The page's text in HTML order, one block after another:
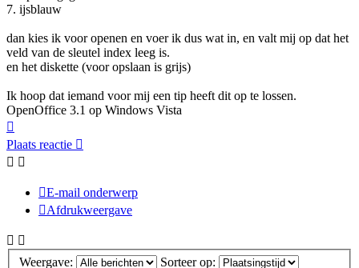
7. ijsblauw
dan kies ik voor openen en voer ik dus wat in, en valt mij op dat het
veld van de sleutel index leeg is.
en het diskette (voor opslaan is grijs)
Ik hoop dat iemand voor mij een tip heeft dit op te lossen.
OpenOffice 3.1 op Windows Vista
Plaats reactie
E-mail onderwerp
Afdrukweergave
Weergave: Sorteer op: